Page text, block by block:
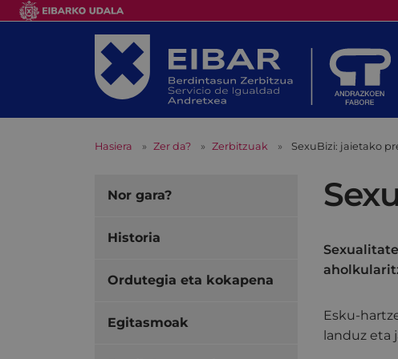
Hasiera Zer da? Zerbitzuak SexuBizi: jaietako
Esku-
landuz eta
Nor gara?
Historia
Ordutegia eta kokapena
Egitasmoak